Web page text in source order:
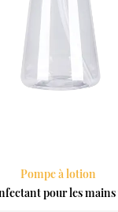
Pompe à lotion
pour les mains